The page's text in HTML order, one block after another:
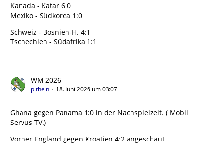
Kanada - Katar 6:0
Mexiko - Südkorea 1:0
Schweiz - Bosnien-H. 4:1
Tschechien - Südafrika 1:1
WM 2026
pithein 18. Juni 2026 um 03:07
Ghana gegen Panama 1:0 in der Nachspielzeit. ( Mobil
Servus TV.)
Vorher England gegen Kroatien 4:2 angeschaut.